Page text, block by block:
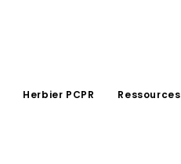
Herbier PCPR Ressources